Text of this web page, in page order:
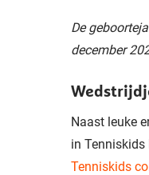
De
december
Naast leuke
in Tenniskids
Tenniskids